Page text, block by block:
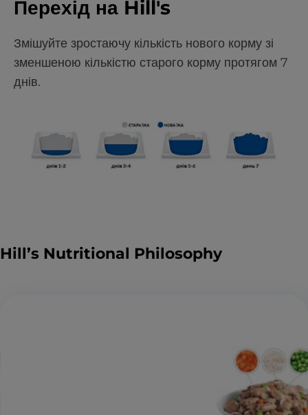
Перехід на Hill's
Змішуйте зростаючу кількість нового корму зі
зменшеною кількістю старого корму протягом 7
днів.
Hill’s Nutritional Philosophy